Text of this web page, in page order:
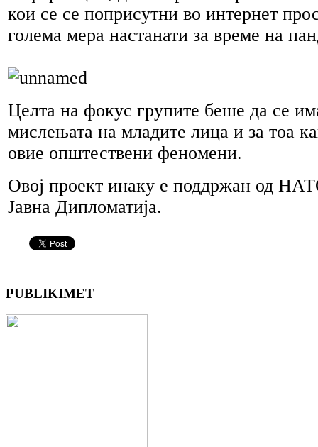
кои се се поприсутни во интернет
голема мера настанати за време на
Целта на фокус групите беше да се
мислењата на младите лица и за тоа
овие општествени феномени.
Овој проект инаку е поддржан од
Јавна Дипломатија.
PUBLIKIMET